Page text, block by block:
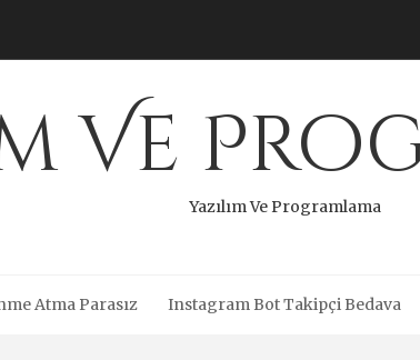
Ve
Yazılım Ve Programlama
Atma Parasız Instagram Bot Takipçi Bedava